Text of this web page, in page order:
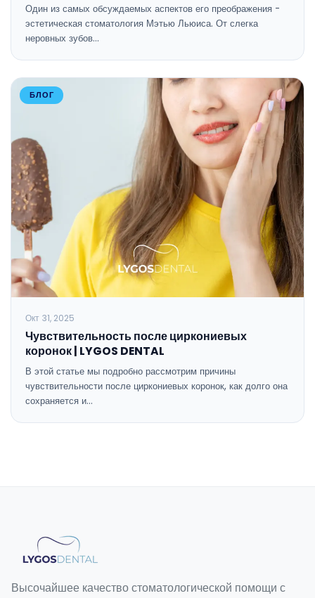
Один из самых обсуждаемых аспектов его преображения -
эстетическая стоматология Мэтью Льюиса. От слегка
неровных зубов…
БЛОГ
Окт 31, 2025
Чувствительность после циркониевых
коронок | LYGOS DENTAL
В этой статье мы подробно рассмотрим причины
чувствительности после циркониевых коронок, как долго она
сохраняется и…
Высочайшее качество стоматологической помощи с